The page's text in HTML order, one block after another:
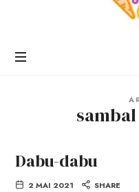
Dabu-dabu
2 MAI 2021 SHARE